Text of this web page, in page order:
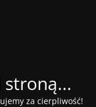
za cierpliwość!